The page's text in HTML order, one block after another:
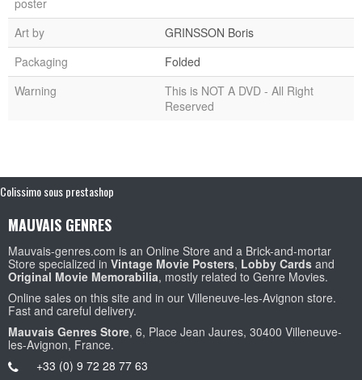
Art by
GRINSSON Boris
Packaging
Folded
Warning
This is NOT A DVD - All Right
Reserved
Colissimo sous prestashop
MAUVAIS GENRES
Mauvais-genres.com is an Online Store and a Brick-and-mortar
Store specialized in Vintage Movie Posters, Lobby Cards and
Original Movie Memorabilia, mostly related to Genre Movies.
Online sales on this site and in our Villeneuve-les-Avignon store.
Fast and careful delivery.
Mauvais Genres Store, 6, Place Jean Jaures, 30400 Villeneuve-
les-Avignon, France.
+33 (0) 9 72 28 77 63